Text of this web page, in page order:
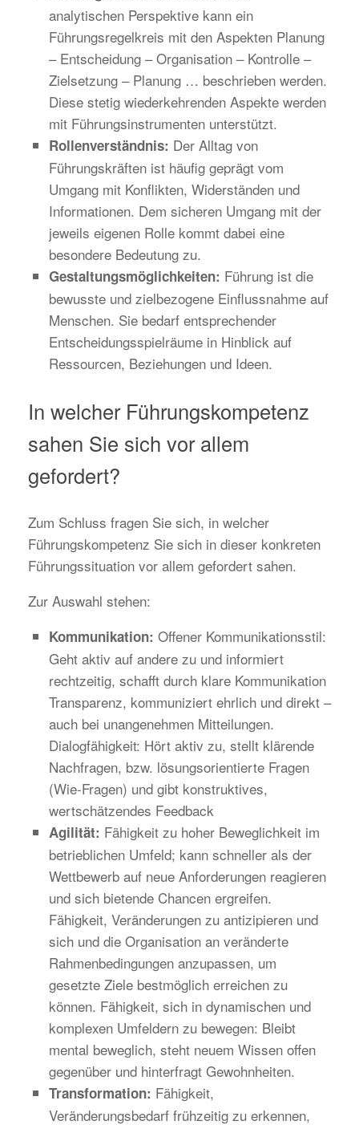
analytischen Perspektive kann ein
Führungsregelkreis mit den Aspekten Planung
– Entscheidung – Organisation – Kontrolle –
Zielsetzung – Planung … beschrieben werden.
Diese stetig wiederkehrenden Aspekte werden
mit Führungsinstrumenten unterstützt.
Rollenverständnis: Der Alltag von
Führungskräften ist häufig geprägt vom
Umgang mit Konflikten, Widerständen und
Informationen. Dem sicheren Umgang mit der
jeweils eigenen Rolle kommt dabei eine
besondere Bedeutung zu.
Gestaltungsmöglichkeiten: Führung ist die
bewusste und zielbezogene Einflussnahme auf
Menschen. Sie bedarf entsprechender
Entscheidungsspielräume in Hinblick auf
Ressourcen, Beziehungen und Ideen.
In welcher Führungskompetenz
sahen Sie sich vor allem
gefordert?
Zum Schluss fragen Sie sich, in welcher
Führungskompetenz Sie sich in dieser konkreten
Führungssituation vor allem gefordert sahen.
Zur Auswahl stehen:
Kommunikation: Offener Kommunikationsstil:
Geht aktiv auf andere zu und informiert
rechtzeitig, schafft durch klare Kommunikation
Transparenz, kommuniziert ehrlich und direkt –
auch bei unangenehmen Mitteilungen.
Dialogfähigkeit: Hört aktiv zu, stellt klärende
Nachfragen, bzw. lösungsorientierte Fragen
(Wie-Fragen) und gibt konstruktives,
wertschätzendes Feedback
Agilität: Fähigkeit zu hoher Beweglichkeit im
betrieblichen Umfeld; kann schneller als der
Wettbewerb auf neue Anforderungen reagieren
und sich bietende Chancen ergreifen.
Fähigkeit, Veränderungen zu antizipieren und
sich und die Organisation an veränderte
Rahmenbedingungen anzupassen, um
gesetzte Ziele bestmöglich erreichen zu
können. Fähigkeit, sich in dynamischen und
komplexen Umfeldern zu bewegen: Bleibt
mental beweglich, steht neuem Wissen offen
gegenüber und hinterfragt Gewohnheiten.
Transformation: Fähigkeit,
Veränderungsbedarf frühzeitig zu erkennen,